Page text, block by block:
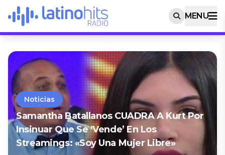
MENU
Noticias
Samantha Batallanos CUADRA A Kurt Por
Insinuar Que Se ‘vende’ En Los
Streamings: «Soy Una Mujer Libre»